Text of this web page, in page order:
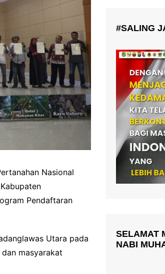
Nasional
Pendaftaran
Utara pada
masyarakat
#SALING
SELAMAT
NABI